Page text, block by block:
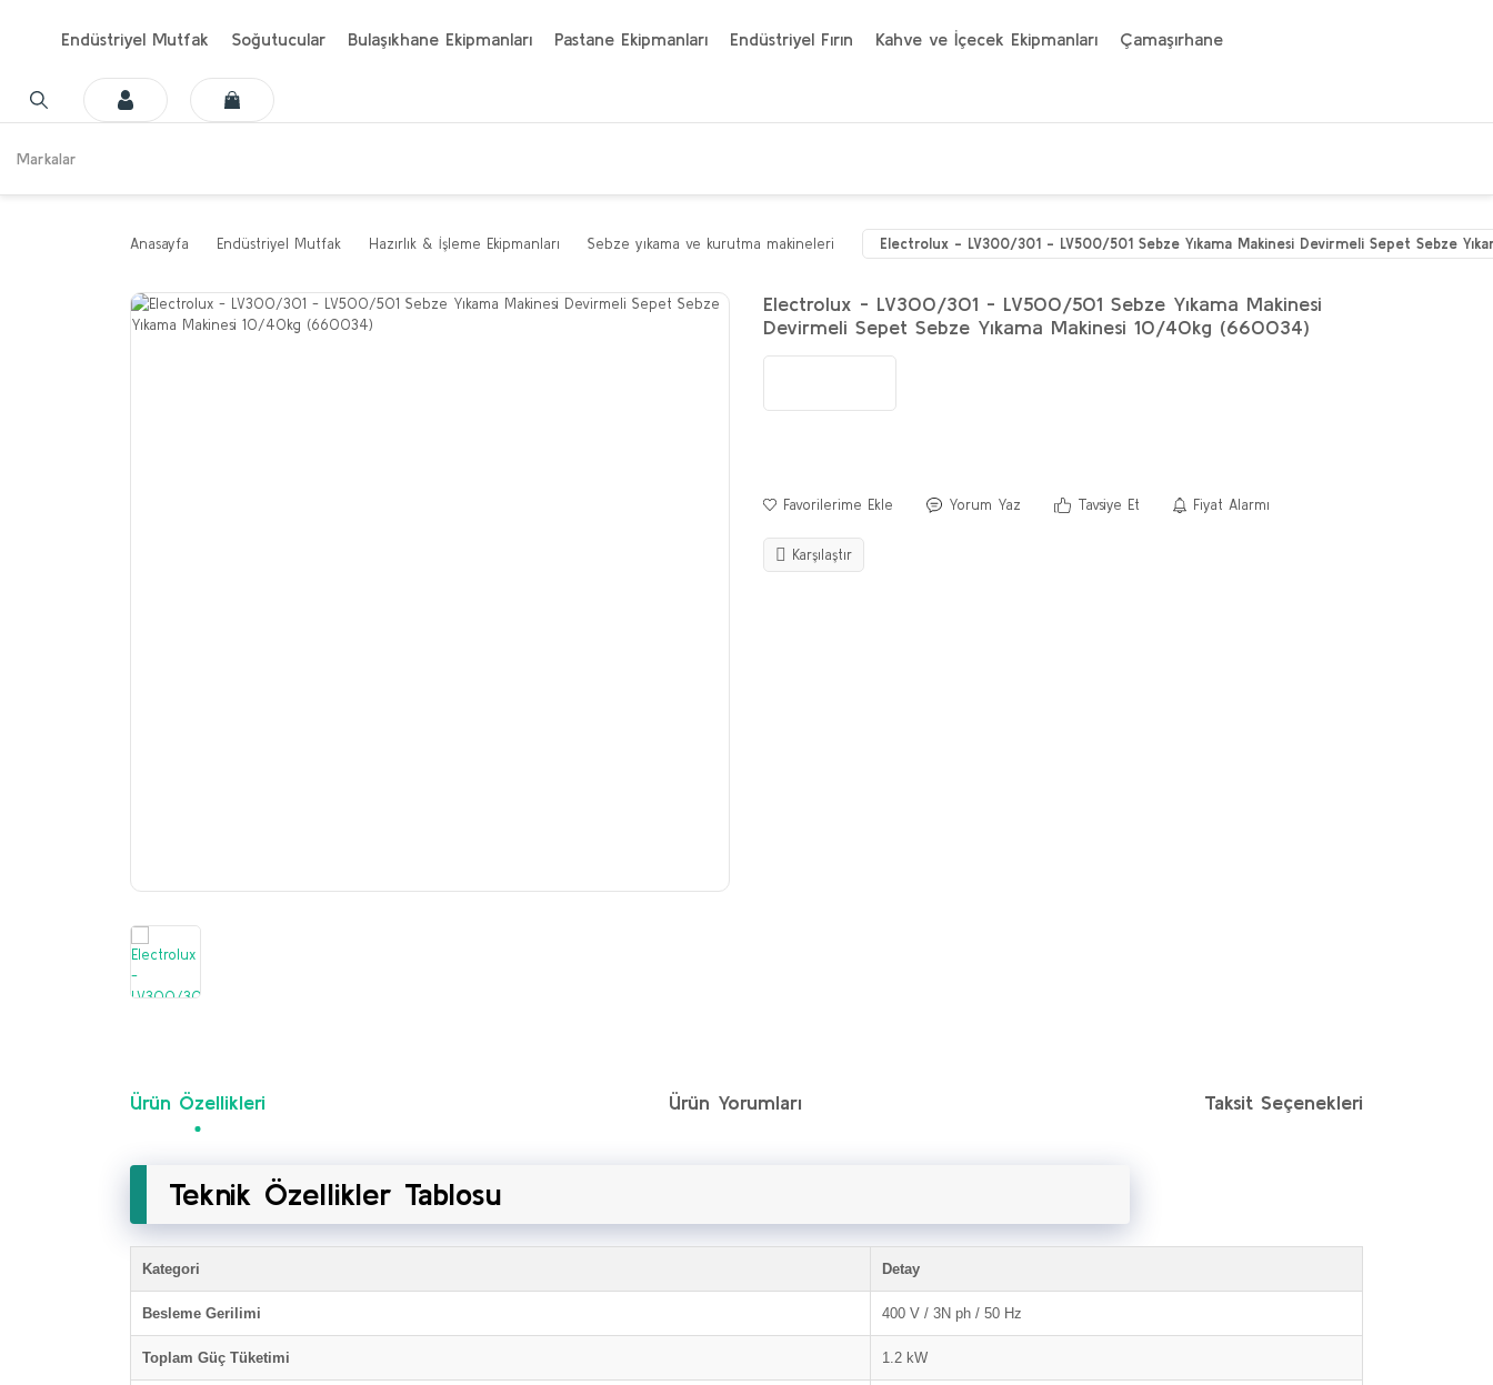
Endüstriyel Mutfak Soğutucular Bulaşıkhane Ekipmanları Pastane Ekipmanları Endüstriyel Fırın Kahve ve İçecek Ekipmanları Çamaşırhane
Markalar
Anasayfa Endüstriyel Mutfak Hazırlık & İşleme Ekipmanları Sebze yıkama ve kurutma makineleri Electrolux - LV300/301 - LV500/501 Sebze Yıkama Makinesi Devirmeli Sepet Sebze
Electrolux - LV300/301 - LV500/501 Sebze Yıkama Makinesi
Devirmeli Sepet Sebze Yıkama Makinesi 10/40kg (660034)
Yorum Yaz Tavsiye Et Fiyat Alarmı
Karşılaştır
Ürün Özellikleri Ürün Yorumları Taksit Seçenekleri
Teknik Özellikler Tablosu
Kategori Detay
Besleme Gerilimi 400 V / 3N ph / 50 Hz
Toplam Güç Tüketimi 1.2 kW